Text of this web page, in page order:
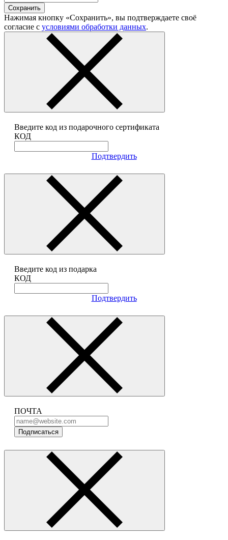
Сохранить
Нажимая кнопку «Сохранить», вы подтверждаете своё
согласие с условиями обработки данных.
Введите код из подарочного сертификата
КОД
Подтвердить
Введите код из подарка
КОД
Подтвердить
ПОЧТА
Подписаться